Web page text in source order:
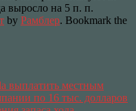
выросло на 5 п. п.
by Рамблер. Bookmark the